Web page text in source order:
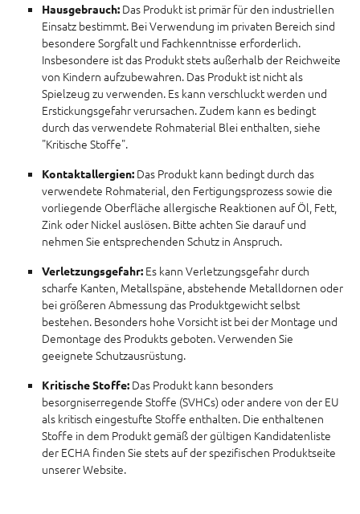
Hausgebrauch: Das Produkt ist primär für den industriellen
Einsatz bestimmt. Bei Verwendung im privaten Bereich sind
besondere Sorgfalt und Fachkenntnisse erforderlich.
Insbesondere ist das Produkt stets außerhalb der Reichweite
von Kindern aufzubewahren. Das Produkt ist nicht als
Spielzeug zu verwenden. Es kann verschluckt werden und
Erstickungsgefahr verursachen. Zudem kann es bedingt
durch das verwendete Rohmaterial Blei enthalten, siehe
"Kritische Stoffe".
Kontaktallergien: Das Produkt kann bedingt durch das
verwendete Rohmaterial, den Fertigungsprozess sowie die
vorliegende Oberfläche allergische Reaktionen auf Öl, Fett,
Zink oder Nickel auslösen. Bitte achten Sie darauf und
nehmen Sie entsprechenden Schutz in Anspruch.
Verletzungsgefahr: Es kann Verletzungsgefahr durch
scharfe Kanten, Metallspäne, abstehende Metalldornen oder
bei größeren Abmessung das Produktgewicht selbst
bestehen. Besonders hohe Vorsicht ist bei der Montage und
Demontage des Produkts geboten. Verwenden Sie
geeignete Schutzausrüstung.
Kritische Stoffe: Das Produkt kann besonders
besorgniserregende Stoffe (SVHCs) oder andere von der EU
als kritisch eingestufte Stoffe enthalten. Die enthaltenen
Stoffe in dem Produkt gemäß der gültigen Kandidatenliste
der ECHA finden Sie stets auf der spezifischen Produktseite
unserer Website.